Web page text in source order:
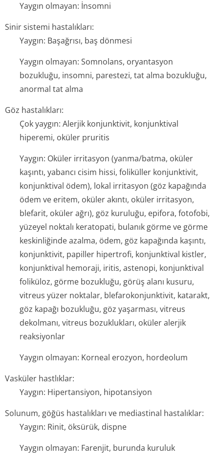
Yaygın olmayan: İnsomni
Sinir sistemi hastalıkları:
Yaygın: Başağrısı, baş dönmesi
Yaygın olmayan: Somnolans, oryantasyon
bozukluğu, insomni, parestezi, tat alma bozukluğu,
anormal tat alma
Göz hastalıkları:
Çok yaygın: Alerjik konjunktivit, konjunktival
hiperemi, oküler pruritis
Yaygın: Oküler irritasyon (yanma/batma, oküler
kaşıntı, yabancı cisim hissi, foliküller konjunktivit,
konjunktival ödem), lokal irritasyon (göz kapağında
ödem ve eritem, oküler akıntı, oküler irritasyon,
blefarit, oküler ağrı), göz kuruluğu, epifora, fotofobi,
yüzeyel noktalı keratopati, bulanık görme ve görme
keskinliğinde azalma, ödem, göz kapağında kaşıntı,
konjunktivit, papiller hipertrofi, konjunktival kistler,
konjunktival hemoraji, iritis, astenopi, konjunktival
foliküloz, görme bozukluğu, görüş alanı kusuru,
vitreus yüzer noktalar, blefarokonjun­ktivit, katarakt,
göz kapağı bozukluğu, göz yaşarması, vitreus
dekolmanı, vitreus bozuklukları, oküler alerjik
reaksiyonlar
Yaygın olmayan: Korneal erozyon, hordeolum
Vasküler hastlıklar:
Yaygın: Hipertansiyon, hipotansiyon
Solunum, göğüs hastalıkları ve mediastinal hastalıklar:
Yaygın: Rinit, öksürük, dispne
Yaygın olmayan: Farenjit, burunda kuruluk